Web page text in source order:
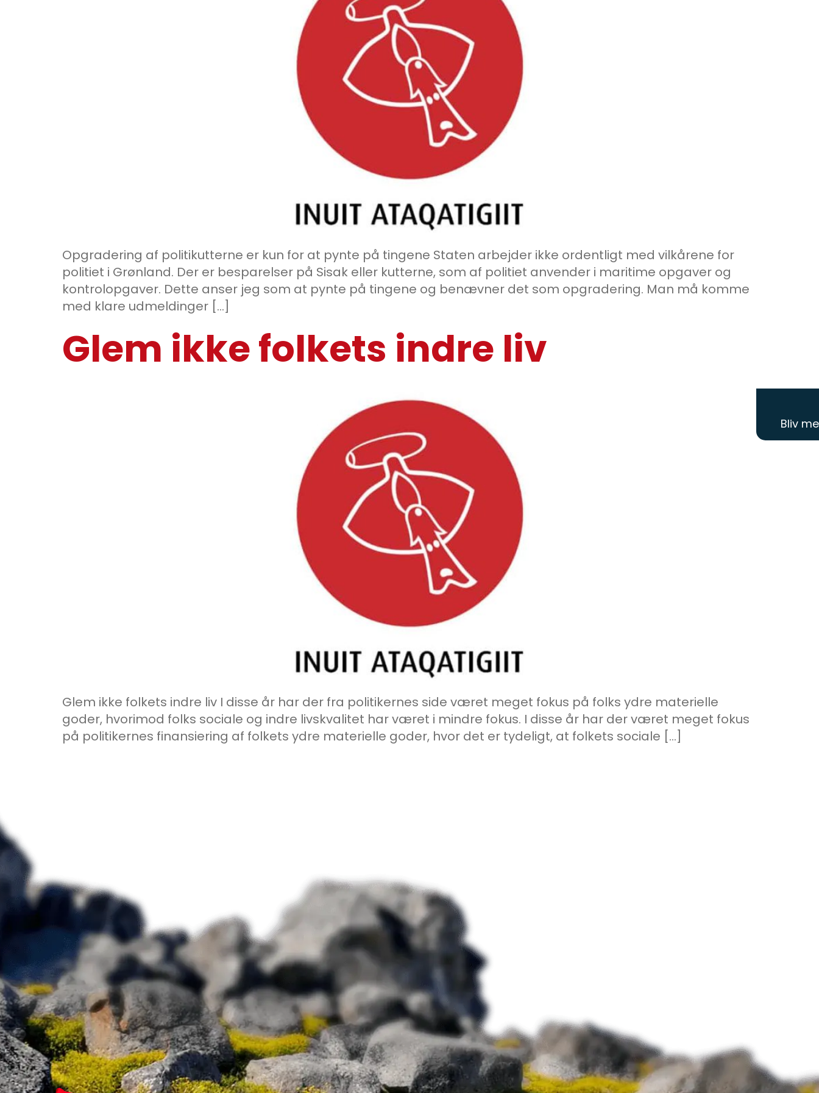
Bliv
Opgradering af politikutterne er kun for at pynte på tingene Staten arbejder ikke ordentligt med vilkårene for
politiet i Grønland. Der er besparelser på Sisak eller kutterne, som af politiet anvender i maritime opgaver og
kontrolopgaver. Dette anser jeg som at pynte på tingene og benævner det som opgradering. Man må komme
med klare udmeldinger […]
Glem ikke folkets indre liv
Glem ikke folkets indre liv I disse år har der fra politikernes side været meget fokus på folks ydre materielle
goder, hvorimod folks sociale og indre livskvalitet har været i mindre fokus. I disse år har der været meget fokus
på politikernes finansiering af folkets ydre materielle goder, hvor det er tydeligt, at folkets sociale […]